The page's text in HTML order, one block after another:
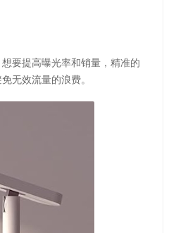
要提高曝光率和销量，精准的
无效流量的浪费。